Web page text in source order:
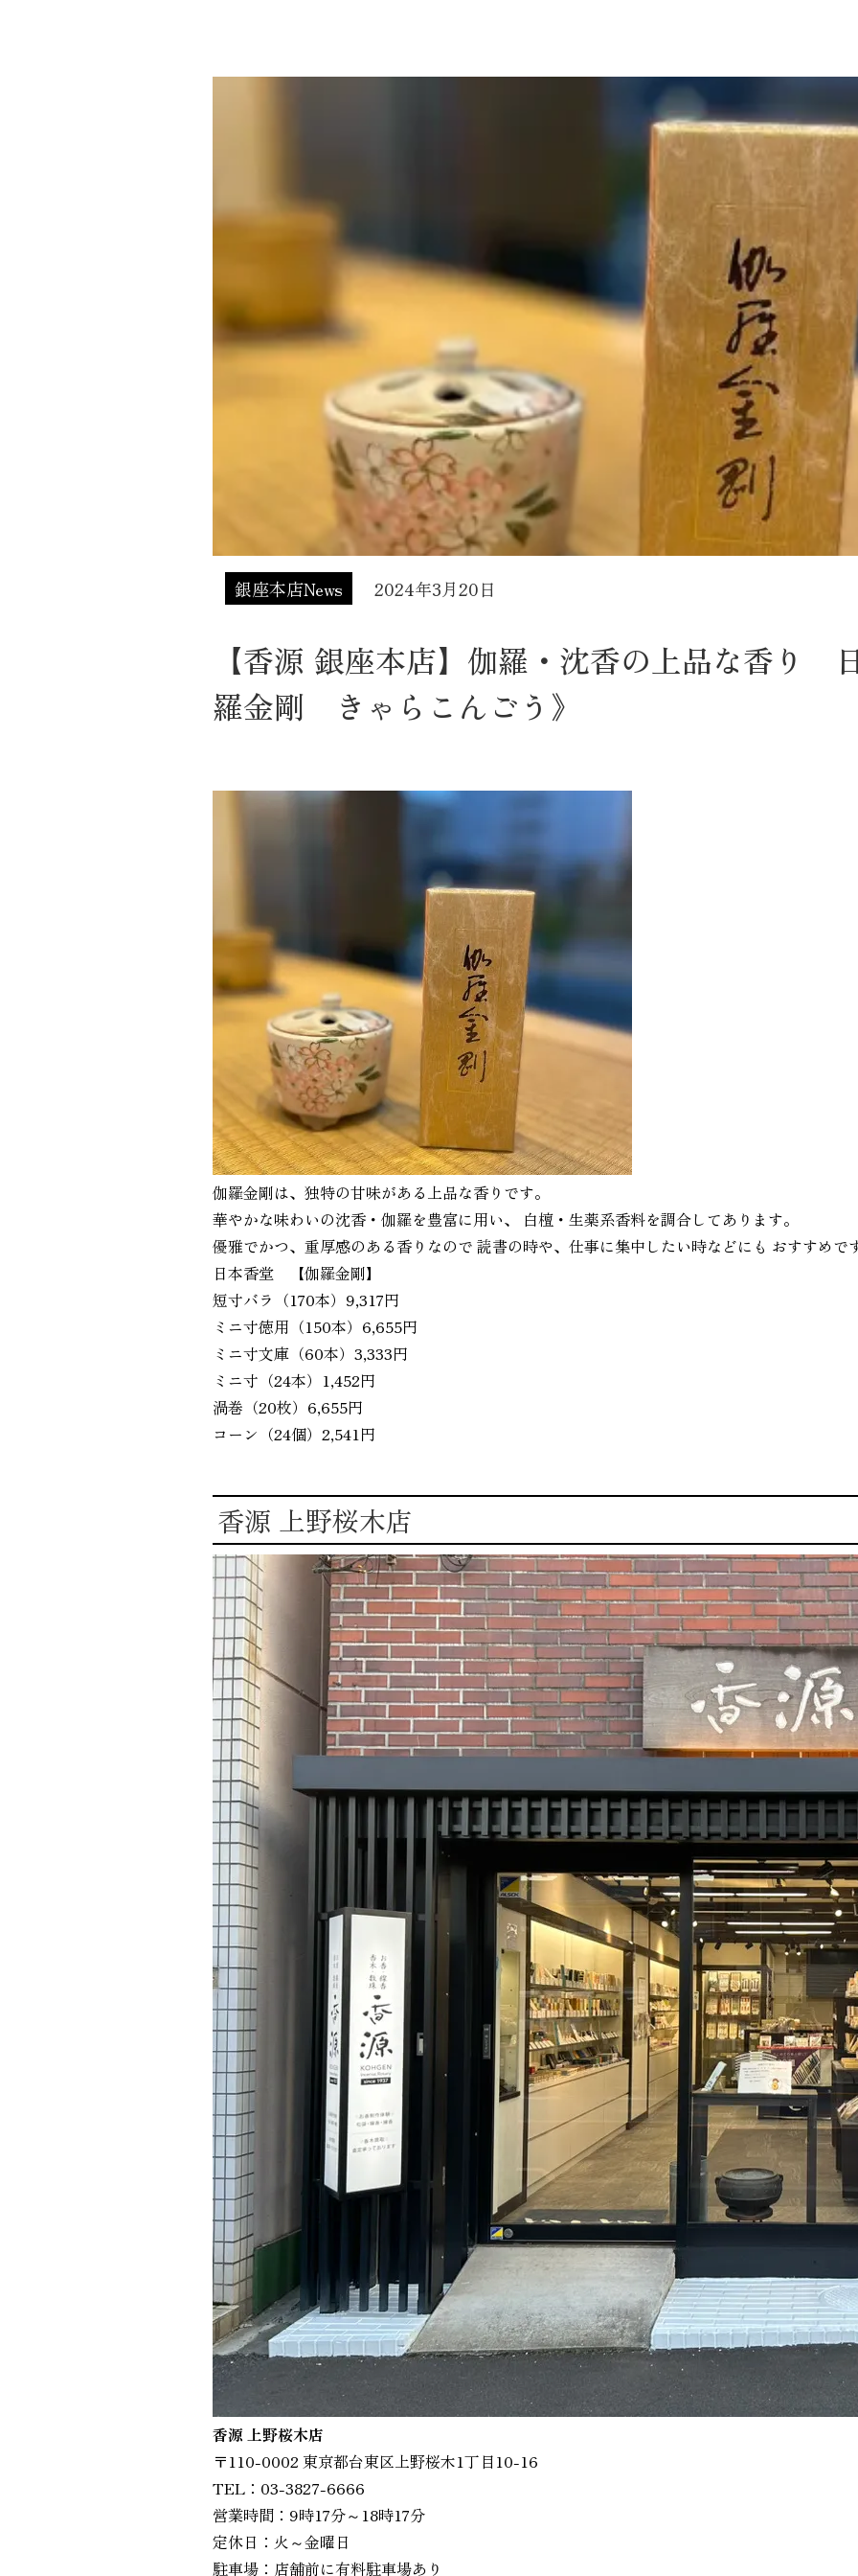
銀座本店News 2024年3月20日
【香源 銀座本店】伽羅・沈香の上品な香り
羅金剛 きゃらこんごう》
伽羅金剛は、独特の甘味がある上品な香りです。 ⁡
華やかな味わいの沈香・伽羅を豊富に用い、 白檀・生薬系香料を調合してあります。 ⁡
優雅でかつ、重厚感のある香りなので 読書の時や、仕事に集中したい時などにも おすすめで
日本香堂 【伽羅金剛】
短寸バラ（170本）9,317円
ミニ寸徳用（150本）6,655円
ミニ寸文庫（60本）3,333円
ミニ寸（24本）1,452円
渦巻（20枚）6,655円
コーン（24個）2,541円 ⁡ ⁡ ⁡
香源 上野桜木店
香源 上野桜木店
〒110-0002 東京都台東区上野桜木1丁目10-16
TEL：03-3827-6666
営業時間：9時17分～18時17分
定休日：火～金曜日
駐車場：店舗前に有料駐車場あり